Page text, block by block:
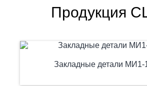
Продукция
Закладные детали